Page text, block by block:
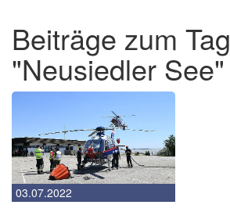
Beiträge zum Tag
"Neusiedler See"
03.07.2022